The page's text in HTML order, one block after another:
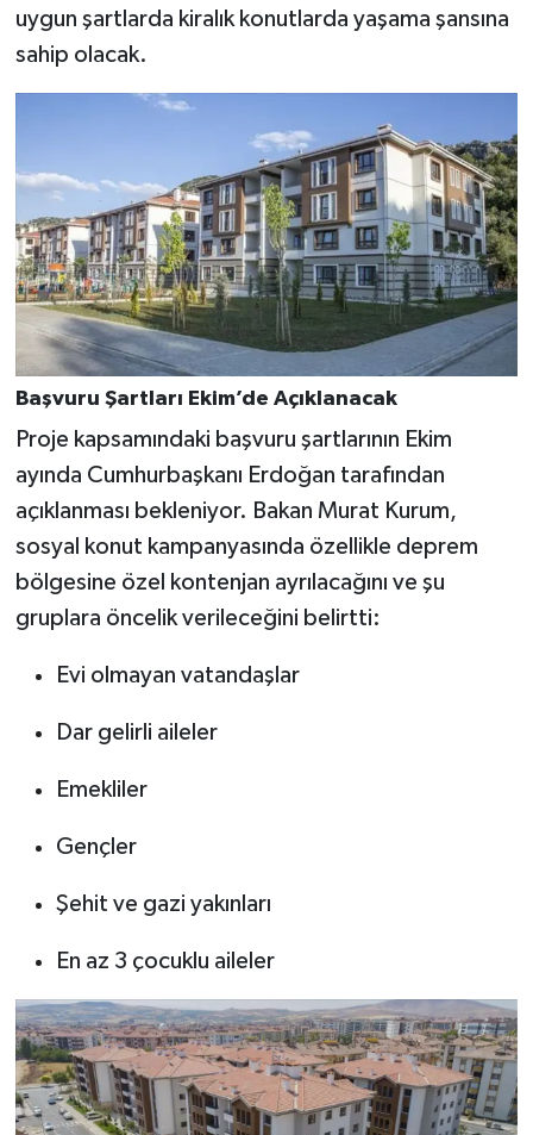
uygun şartlarda kiralık konutlarda yaşama şansına
sahip olacak.
Başvuru Şartları Ekim’de Açıklanacak
Proje kapsamındaki başvuru şartlarının Ekim
ayında Cumhurbaşkanı Erdoğan tarafından
açıklanması bekleniyor. Bakan Murat Kurum,
sosyal konut kampanyasında özellikle deprem
bölgesine özel kontenjan ayrılacağını ve şu
gruplara öncelik verileceğini belirtti:
Evi olmayan vatandaşlar
Dar gelirli aileler
Emekliler
Gençler
Şehit ve gazi yakınları
En az 3 çocuklu aileler